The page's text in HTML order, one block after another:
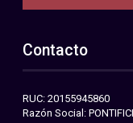
Contacto
RUC: 20155945860
Razón Social: